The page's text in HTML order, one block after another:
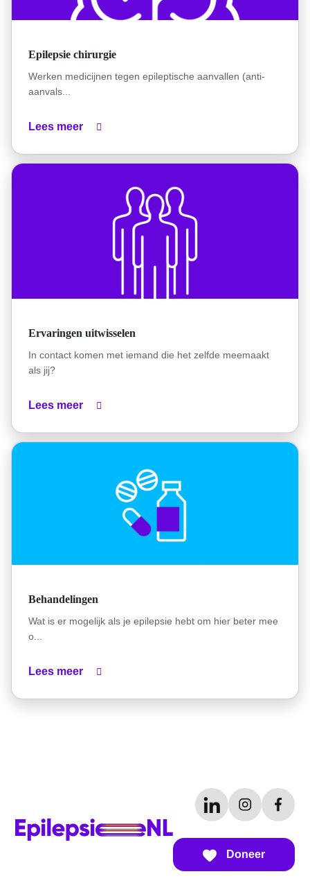
Epilepsie chirurgie
Werken medicijnen tegen epileptische aanvallen (anti-
aanvals...
Lees meer
Ervaringen uitwisselen
In contact komen met iemand die het zelfde meemaakt
als jij?
Lees meer
Behandelingen
Wat is er mogelijk als je epilepsie hebt om hier beter mee
o...
Lees meer
Doneer